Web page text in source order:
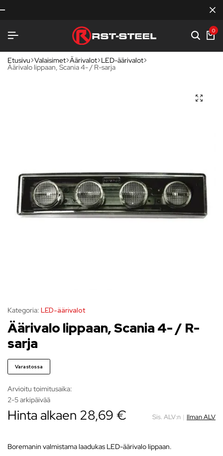
0
Etusivu Valaisimet Äärivalot LED-äärivalot
Äärivalo lippaan, Scania 4- / R-sarja
Kategoria: LED-äärivalot
Äärivalo lippaan, Scania 4- / R-
sarja
Varastossa
Arvioitu toimitusaika:
2-5 arkipäivää
Hinta alkaen 28,69 € Sis. ALV:n | Ilman ALV
Boremanin valmistama laadukas LED-äärivalo lippaan.